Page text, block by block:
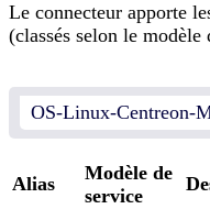
Le connecteur apporte
(classés selon le
OS-Linux-Centreon-
Alias
Modèle de
service